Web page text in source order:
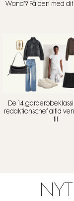
Wand’? Få den med dit
De 14
redaktionschef altid
til